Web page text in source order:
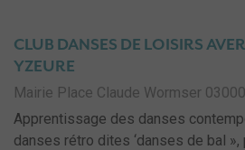
CLUB DANSES DE LOISIRS
YZEURE
Mairie Place Claude Wormser
Apprentissage des danses
danses rétro dites ‘danses de bal »,